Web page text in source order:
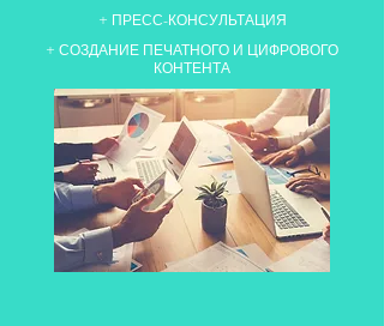
+ ПРЕСС-КОНСУЛЬТАЦИЯ
+ СОЗДАНИЕ ПЕЧАТНОГО И ЦИФРОВОГО
КОНТЕНТА